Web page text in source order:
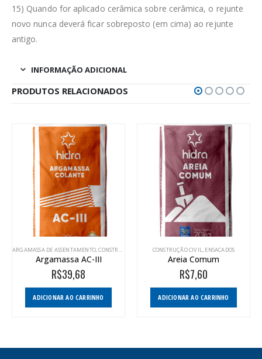
15) Quando for aplicado cerâmica sobre cerâmica, o rejunte
novo nunca deverá ficar sobreposto (em cima) ao rejunte
antigo.
INFORMAÇÃO ADICIONAL
PRODUTOS RELACIONADOS
ARGAMASSA DE ASSENTAMENTO,CONSTRUÇÃO CIVIL
Argamassa AC-III
R$39,68
ADICIONAR AO CARRINHO
CONSTRUÇÃO CIVIL, ENSACADOS
Areia Comum
R$7,60
ADICIONAR AO CARRINHO